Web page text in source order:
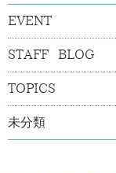
EVENT
STAFF BLOG
TOPICS
未分類